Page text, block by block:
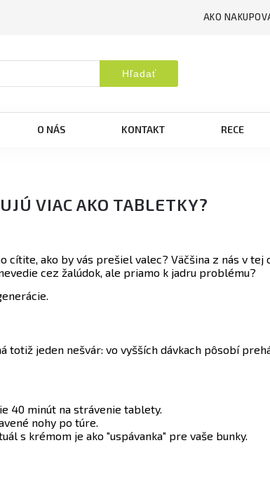
AKO
Hľadať
O NÁS KONTAKT RECENZIE
VIAC AKO TABLETKY?
ako by vás prešiel valec? Väčšina z nás v tej
cez žalúdok, ale priamo k jadru problému?
totiž jeden nešvár: vo vyšších dávkach pôsobí
40 minút na strávenie tablety.
nohy po túre.
s krémom je ako "uspávanka" pre vaše bunky.